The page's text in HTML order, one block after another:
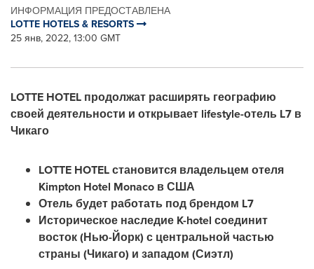
ИНФОРМАЦИЯ ПРЕДОСТАВЛЕНА
LOTTE HOTELS & RESORTS
25 янв, 2022, 13:00 GMT
LOTTE HOTEL продолжат расширять географию
своей деятельности и открывает lifestyle-отель L7 в
Чикаго
LOTTE HOTEL становится владельцем отеля
Kimpton Hotel Monaco в США
Отель будет работать под брендом L7
Историческое наследие K-hotel соединит
восток (Нью-Йорк) с центральной частью
страны (Чикаго) и западом (Сиэтл)